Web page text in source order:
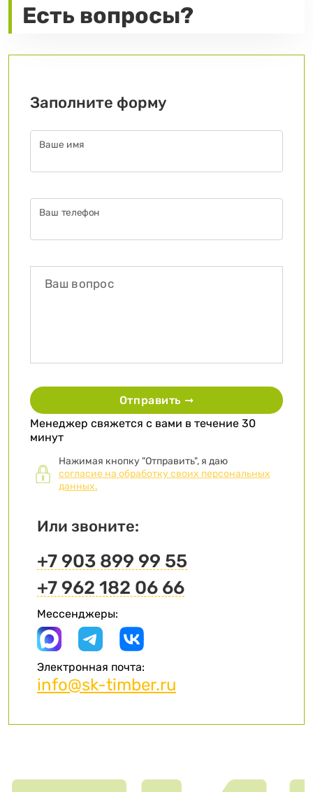
Есть вопросы?
Заполните форму
Ваше имя
Ваш телефон
Отправить ➞
Менеджер свяжется с вами в течение 30
минут
Нажимая кнопку "Отправить", я даю
согласие на обработку своих персональных
данных.
Или звоните:
+7 903 899 99 55
+7 962 182 06 66
Мессенджеры:
Электронная почта:
info@sk-timber.ru